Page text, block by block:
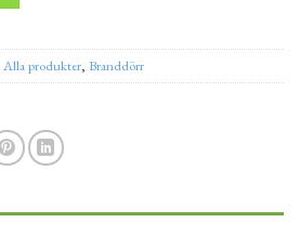
Alla produkter, Branddörr